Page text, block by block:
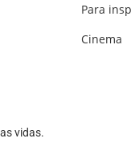
vidas.
Para
Cinema